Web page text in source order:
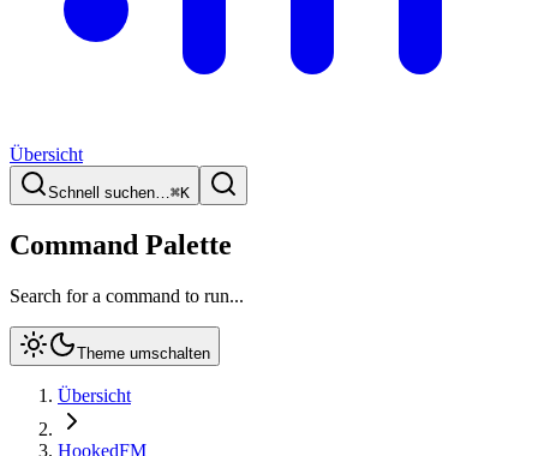
Übersicht
Schnell suchen…⌘K
Command Palette
Search for a command to run...
Theme umschalten
Übersicht
HookedFM